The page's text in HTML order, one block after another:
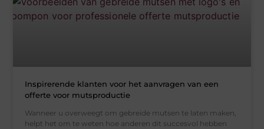
Inspirerende klanten voor het aanvragen van een
offerte voor mutsproductie
Wanneer u overweegt om gebreide mutsen te laten maken,
helpt het om te weten hoe anderen dit succesvol hebben